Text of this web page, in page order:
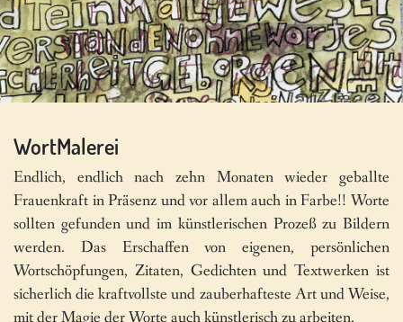
WortMalerei
Endlich, endlich nach zehn Monaten wieder geballte
Frauenkraft in Präsenz und vor allem auch in Farbe!! Worte
sollten gefunden und im künstlerischen Prozeß zu Bildern
werden. Das Erschaffen von eigenen, persönlichen
Wortschöpfungen, Zitaten, Gedichten und Textwerken ist
sicherlich die kraftvollste und zauberhafteste Art und Weise,
mit der Magie der Worte auch künstlerisch zu arbeiten.